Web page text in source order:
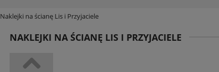
Naklejki na ścianę Lis i Przyjaciele
NAKLEJKI NA ŚCIANĘ LIS I PRZYJACIELE